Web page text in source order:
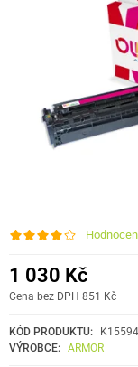
1 030 Kč
Cena bez DPH 851 Kč
KÓD PRODUKTU:
VÝROBCE: ARMOR